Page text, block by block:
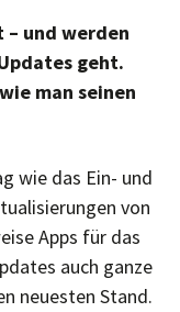
– und werden
geht.
man seinen
wie das Ein- und
von
Apps für das
auch ganze
neuesten Stand.